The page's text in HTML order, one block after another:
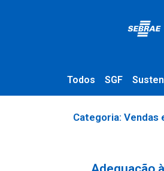
Todos SGF
Categoria: Vendas